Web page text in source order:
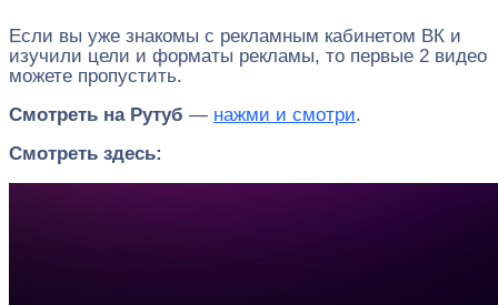
Если вы уже знакомы с рекламным кабинетом ВК и
изучили цели и форматы рекламы, то первые 2 видео
можете пропустить.
Смотреть на Рутуб — нажми и смотри.
Смотреть здесь: